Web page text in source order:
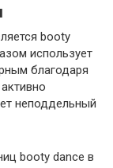
booty
использует
благодаря
неподдельный
booty dance в